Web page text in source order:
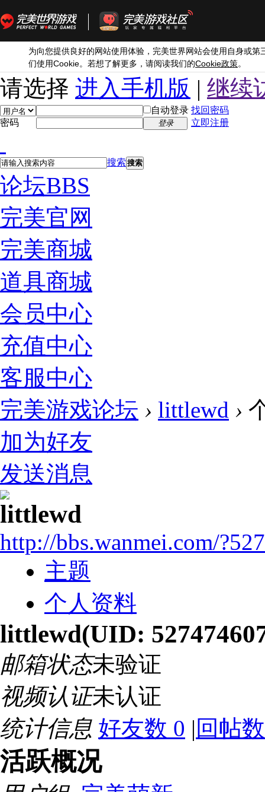
为向您提供良好的网站使用体验，完美世界网站会使用自身或第
们使用Cookie。若想了解更多，请阅读我们的Cookie政策。
请选择 进入手机版 | 继续
自动登录 找回密码
密码
登录 立即注册
搜索 搜索
论坛BBS
完美官网
完美商城
道具商城
会员中心
充值中心
客服中心
完美游戏论坛 › littlewd ›
加为好友
发送消息
littlewd
http://bbs.wanmei.com/
主题
个人资料
littlewd(UID:
邮箱状态未验证
视频认证未认证
统计信息 好友数 0 | 回帖
活跃概况